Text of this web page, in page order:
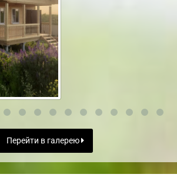
Перейти в галерею